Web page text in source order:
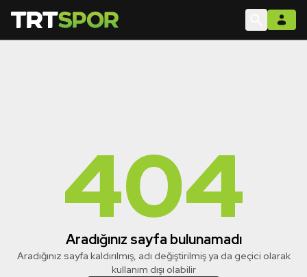
404
Aradığınız sayfa bulunamadı
Aradığınız sayfa kaldırılmış, adı değiştirilmiş ya da geçici olarak
kullanım dışı olabilir